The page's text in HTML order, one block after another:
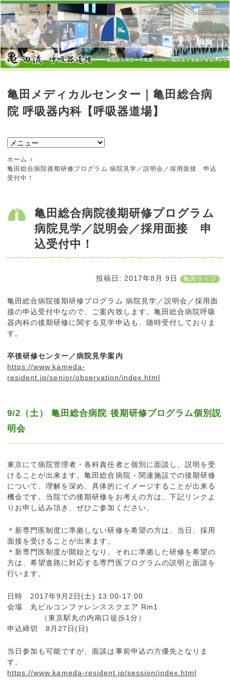
亀田メディカルセンター｜亀田総合病
院 呼吸器内科【呼吸器道場】
ホーム
亀田総合病院後期研修プログラム 病院見学／説明会／採用面接 申込
受付中！
亀田総合病院後期研修プログラム
病院見学／説明会／採用面接 申
込受付中！
投稿日: 2017年8月 9日 亀田ライフ
亀田総合病院後期研修プログラム 病院見学／説明会／採用面
接の申込受付中なので、ご案内致します。亀田総合病院呼吸
器内科の後期研修に関する見学申込も、随時受付しておりま
す。
卒後研修センター／病院見学案内
https://www.kameda-
resident.jp/senior/observation/index.html
9/2（土） 亀田総合病院 後期研修プログラム個別説
明会
東京にて病院管理者・各科責任者と個別に面談し、説明を受
けることが出来ます。亀田総合病院・関連施設での後期研修
について、理解を深め、具体的にイメージすることが出来る
機会です。当院での後期研修をお考えの方は、下記リンクよ
りお申し込み頂き、ぜひご参加ください。
＊新専門医制度に準拠しない研修を希望の方は、当日、採用
面接を受けることが出来ます。
＊新専門医制度が開始となり、それに準拠した研修を希望の
方は、希望進路に対応する専門医プログラムの説明と面談を
行います。
日時 2017年9月2日(土) 13:00-17:00
会場 丸ビルコンファレンススクエア Rm1
（東京駅丸の内南口徒歩1分）
申込締切 8月27日(日)
当日参加も可能ですが、面談は事前申込の方優先となりま
す。
https://www.kameda-resident.jp/session/index.html